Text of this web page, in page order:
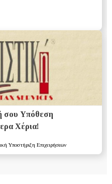
σου Υπόθεση
Χέρια!
Υποστήριξη Επιχειρήσεων